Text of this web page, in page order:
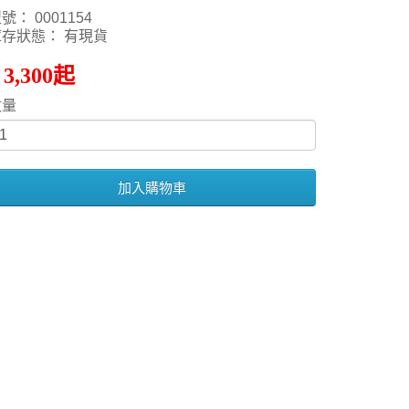
： 0001154
狀態： 有現貨
起
加入購物車